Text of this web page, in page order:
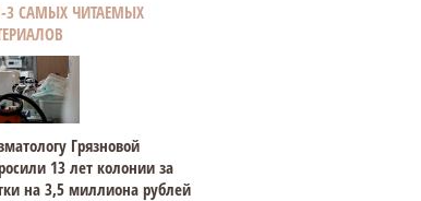
3 САМЫХ ЧИТАЕМЫХ
Грязновой
13 лет колонии за
на 3,5 миллиона рублей